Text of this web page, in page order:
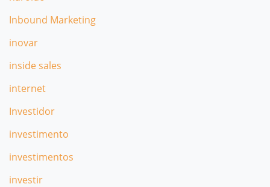
Inbound Marketing
inovar
inside sales
internet
Investidor
investimento
investimentos
investir